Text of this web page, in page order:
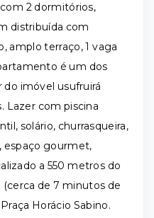
2 dormitórios,
distribuída com
amplo terraço, 1 vaga
é um dos
imóvel usufruirá
Lazer com piscina
solário, churrasqueira,
espaço gourmet,
a 550 metros do
de 7 minutos de
Horácio Sabino.